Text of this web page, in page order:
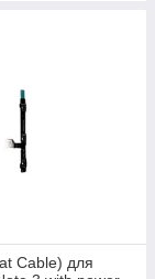
Cable) для